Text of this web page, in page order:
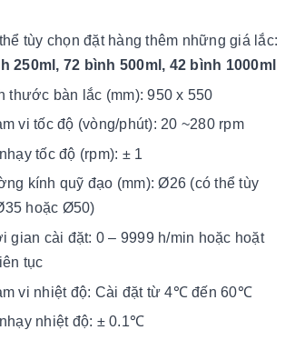
tùy chọn đặt hàng thêm những giá lắc:
250ml, 72 bình 500ml, 42 bình 1000ml
thước bàn lắc (mm): 950 x 550
vi tốc độ (vòng/phút): 20 ~280 rpm
tốc độ (rpm): ± 1
kính quỹ đạo (mm): Ø26 (có thể tùy
hoặc Ø50)
gian cài đặt: 0 – 9999 h/min hoặc hoặt
tục
vi nhiệt độ: Cài đặt từ 4℃ đến 60℃
nhiệt độ: ± 0.1℃